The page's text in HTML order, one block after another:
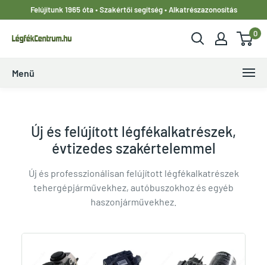
tartalomhoz
Felújítunk 1965 óta • Szakértői segítség • Alkatrészazonosítás
LegfekCentrum.hu
0
Menü
Új és felújított légfékalkatrészek,
évtizedes szakértelemmel
Új és professzionálisan felújított légfékalkatrészek
tehergépjárművekhez, autóbuszokhoz és egyéb
haszonjárművekhez.